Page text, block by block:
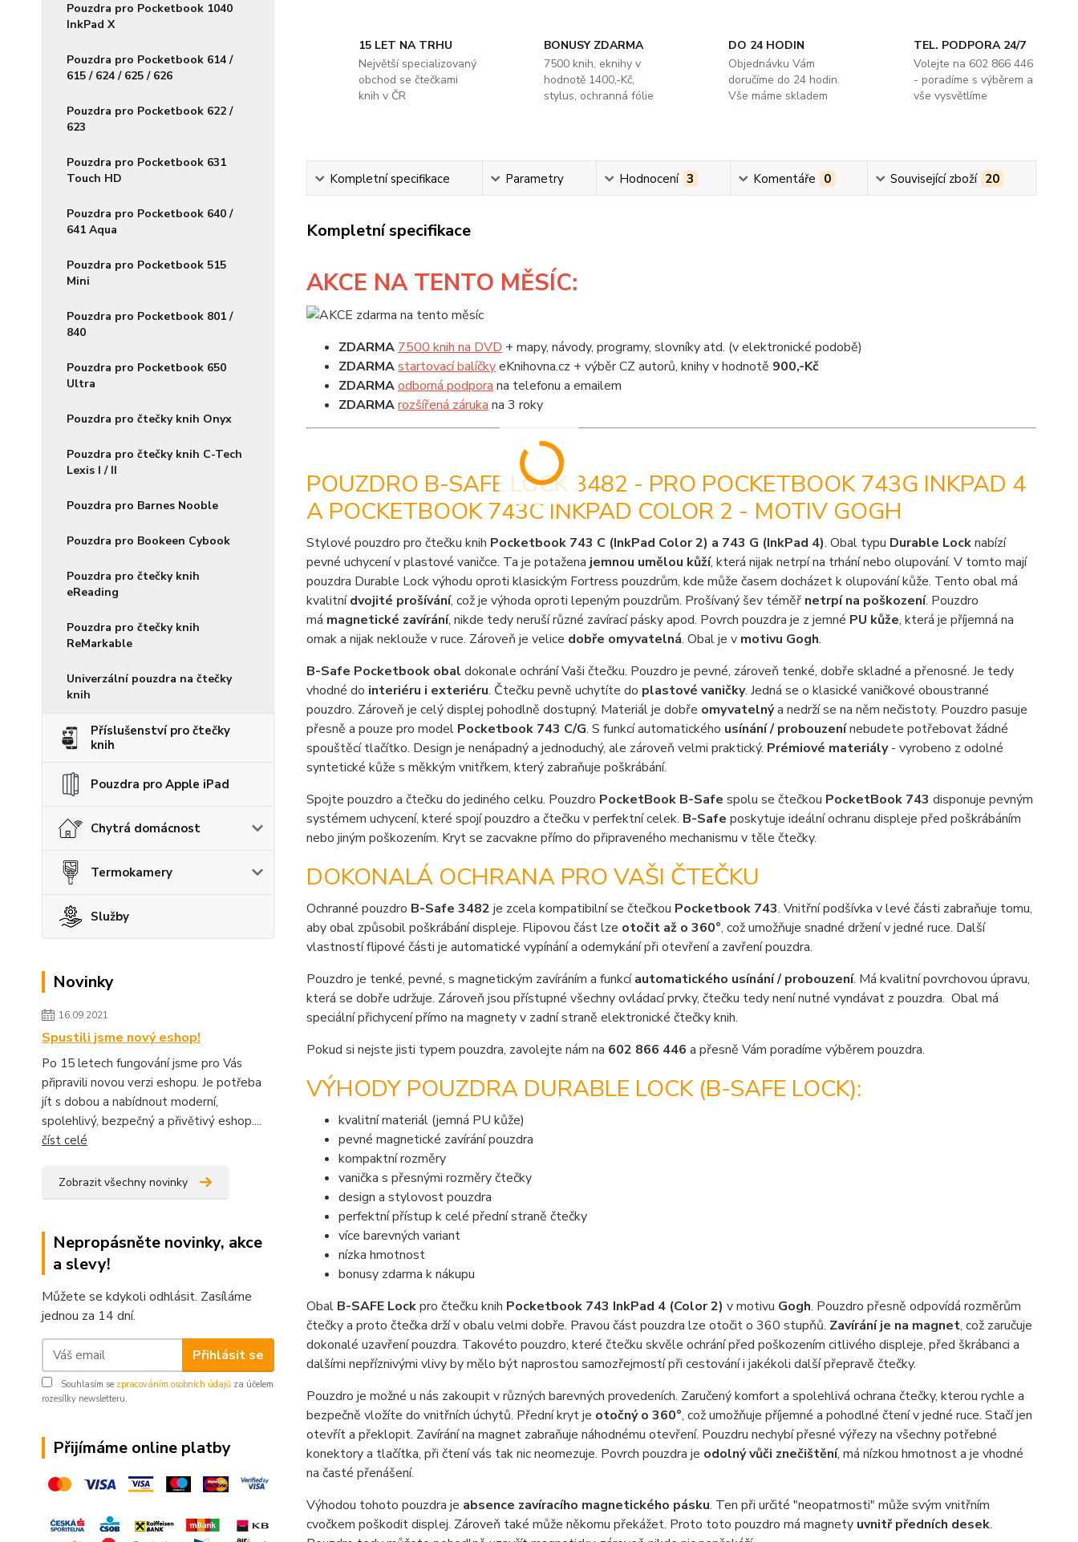
Pouzdra pro Pocketbook 1040
InkPad X
Pouzdra pro Pocketbook 614 /
615 / 624 / 625 / 626
Pouzdra pro Pocketbook 622 /
623
Pouzdra pro Pocketbook 631
Touch HD
Pouzdra pro Pocketbook 640 /
641 Aqua
Pouzdra pro Pocketbook 515
Mini
Pouzdra pro Pocketbook 801 /
840
Pouzdra pro Pocketbook 650
Ultra
Pouzdra pro čtečky knih Onyx
Pouzdra pro čtečky knih C-Tech
Lexis I / II
Pouzdra pro Barnes Nooble
Pouzdra pro Bookeen Cybook
Pouzdra pro čtečky knih
eReading
Pouzdra pro čtečky knih
ReMarkable
Univerzální pouzdra na čtečky
knih
Příslušenství pro čtečky
knih
Pouzdra pro Apple iPad
Chytrá domácnost
Termokamery
Služby
Novinky
16.09.2021
Spustili jsme nový eshop!
Po 15 letech fungování jsme pro Vás
připravili novou verzi eshopu. Je potřeba
jít s dobou a nabídnout moderní,
spolehlivý, bezpečný a přivětivý eshop....
číst celé
Zobrazit všechny novinky
Nepropásněte novinky, akce
a slevy!
Můžete se kdykoli odhlásit. Zasíláme
jednou za 14 dní.
Přihlásit se
Souhlasím se zpracováním osobních údajů za účelem
rozesílky newsletteru.
Přijímáme online platby
15 LET NA TRHU
Největší specializovaný
obchod se čtečkami
knih v ČR
BONUSY ZDARMA
7500 knih, eknihy v
hodnotě 1400,-Kč,
stylus, ochranná fólie
DO 24 HODIN
Objednávku Vám
doručíme do 24 hodin.
Vše máme skladem
TEL. PODPORA 24/7
Volejte na 602 866 446
- poradíme s výběrem a
vše vysvětlíme
Kompletní specifikace Parametry Hodnocení 3 Komentáře 0 Související zboží 20
Kompletní specifikace
AKCE NA TENTO MĚSÍC:
ZDARMA 7500 knih na DVD + mapy, návody, programy, slovníky atd. (v elektronické podobě)
ZDARMAstartovací balíčkyeKnihovna.cz + výběr CZ autorů, knihy v hodnotě 900,-Kč
ZDARMAodborná podpora na telefonu a emailem
ZDARMArozšířená záruka na 3 roky
POUZDRO B-SAFE LOCK 3482 - PRO POCKETBOOK 743G INKPAD 4
A POCKETBOOK 743C INKPAD COLOR 2 - MOTIV GOGH
Stylové pouzdro pro čtečku knih Pocketbook 743 C (InkPad Color 2) a 743 G (InkPad 4). Obal typu Durable Locknabízí
pevné uchycení v plastové vaničce. Ta je potažena jemnou umělou kůží, která nijak netrpí na trhání nebo olupování. V tomto mají
pouzdra Durable Lock výhodu oproti klasickým Fortress pouzdrům, kde může časem docházet k olupování kůže. Tento obal má
kvalitnídvojité prošívání, což je výhoda oproti lepeným pouzdrům. Prošívaný šev téměř netrpí na poškození. Pouzdro
má magnetické zavírání, nikde tedy neruší různé zavírací pásky apod. Povrch pouzdra je z jemné PU kůže, která je příjemná na
omak a nijak neklouže v ruce. Zároveň je velice dobře omyvatelná. Obal je vmotivu Gogh.
B-Safe Pocketbook obal dokonale ochrání Vaši čtečku. Pouzdro je pevné, zároveň tenké, dobře skladné a přenosné. Je tedy
vhodné do interiéru i exteriéru. Čtečku pevně uchytíte do plastové vaničky. Jedná se o klasické vaničkové oboustranné
pouzdro. Zároveň je celý displej pohodlně dostupný. Materiál je dobře omyvatelnýa nedrží se na něm nečistoty. Pouzdro pasuje
přesně a pouze pro model Pocketbook 743 C/G. S funkcí automatického usínání / probouzenínebudete potřebovat žádné
spouštěcí tlačítko. Design je nenápadný a jednoduchý, ale zároveň velmi praktický. Prémiové materiály- vyrobeno z odolné
syntetické kůže s měkkým vnitřkem, který zabraňuje poškrábání.
Spojte pouzdro a čtečku do jediného celku. Pouzdro PocketBook B-Safe spolu se čtečkou PocketBook 743 disponuje pevným
systémem uchycení, které spojí pouzdro a čtečku v perfektní celek. B-Safe poskytuje ideální ochranu displeje před poškrábáním
nebo jiným poškozením. Kryt se zacvakne přímo do připraveného mechanismu v těle čtečky.
DOKONALÁ OCHRANA PRO VAŠI ČTEČKU
Ochranné pouzdro B-Safe 3482 je zcela kompatibilní se čtečkou Pocketbook 743. Vnitřní podšívka v levé části zabraňuje tomu,
aby obal způsobil poškrábání displeje. Flipovou část lze otočit až o 360°, což umožňuje snadné držení v jedné ruce. Další
vlastností flipové části je automatické vypínání a odemykání při otevření a zavření pouzdra.
Pouzdro je tenké, pevné, s magnetickým zavíráním a funkcíautomatického usínání / probouzení. Má kvalitní povrchovou úpravu,
která se dobře udržuje. Zároveň jsou přístupné všechny ovládací prvky, čtečku tedy není nutné vyndávat z pouzdra. Obal má
speciální přichycení přímo na magnety v zadní straně elektronické čtečky knih.
Pokud si nejste jisti typem pouzdra, zavolejte nám na 602 866 446 a přesně Vám poradíme výběrem pouzdra.
VÝHODY POUZDRA DURABLE LOCK (B-SAFE LOCK):
kvalitní materiál (jemná PU kůže)
pevné magnetické zavírání pouzdra
kompaktní rozměry
vanička s přesnými rozměry čtečky
design a stylovost pouzdra
perfektní přístup k celé přední straně čtečky
více barevných variant
nízka hmotnost
bonusy zdarma k nákupu
Obal B-SAFE Lockpro čtečku knih Pocketbook 743 InkPad 4 (Color 2) v motivu Gogh. Pouzdro přesně odpovídá rozměrům
čtečky a proto čtečka drží v obalu velmi dobře. Pravou část pouzdra lze otočit o 360 stupňů. Zavírání je na magnet, což zaručuje
dokonalé uzavření pouzdra. Takovéto pouzdro, které čtečku skvěle ochrání před poškozením citlivého displeje, před škrábanci a
dalšími nepříznivými vlivy by mělo být naprostou samozřejmostí při cestování i jakékoli další přepravě čtečky.
Pouzdro je možné u nás zakoupit v různých barevných provedeních. Zaručený komfort a spolehlivá ochrana čtečky, kterou rychle a
bezpečně vložíte do vnitřních úchytů. Přední kryt je otočný o 360°, což umožňuje příjemné a pohodlné čtení v jedné ruce. Stačí jen
otevřít a překlopit. Zavírání na magnet zabraňuje náhodnému otevření. Pouzdru nechybí přesné výřezy na všechny potřebné
konektory a tlačítka, při čtení vás tak nic neomezuje. Povrch pouzdra je odolný vůči znečištění, má nízkou hmotnost a je vhodné
na časté přenášení.
Výhodou tohoto pouzdra je absence zavíracího magnetického pásku. Ten při určité "neopatrnosti" může svým vnitřním
cvočkem poškodit displej. Zároveň také může někomu překážet. Proto toto pouzdro má magnety uvnitř předních desek.